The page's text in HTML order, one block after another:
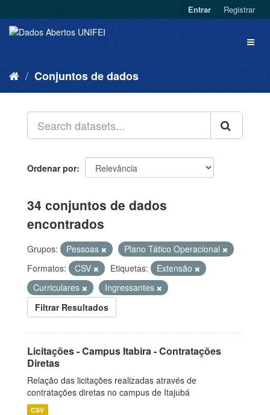
Entrar Registrar
Conjuntos de dados
Ordenar por
34 conjuntos de dados
encontrados
Grupos: Pessoas
Plano Tático Operacional
Formatos:
CSV Etiquetas:
Extensão
Curriculares
Ingressantes
Filtrar Resultados
Licitações - Campus Itabira - Contratações
Diretas
Relação das licitações realizadas através de
contratações diretas no campus de Itajubá
CSV